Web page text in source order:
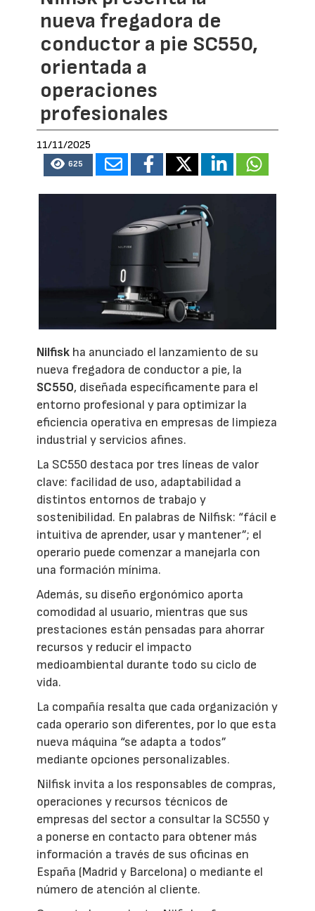
nueva fregadora de
conductor a pie SC550,
orientada a
operaciones
profesionales
11/11/2025
625
Nilfisk ha anunciado el lanzamiento de su
nueva fregadora de conductor a pie, la
SC550, diseñada específicamente para el
entorno profesional y para optimizar la
eficiencia operativa en empresas de limpieza
industrial y servicios afines.
La SC550 destaca por tres líneas de valor
clave: facilidad de uso, adaptabilidad a
distintos entornos de trabajo y
sostenibilidad. En palabras de Nilfisk: “fácil e
intuitiva de aprender, usar y mantener”; el
operario puede comenzar a manejarla con
una formación mínima.
Además, su diseño ergonómico aporta
comodidad al usuario, mientras que sus
prestaciones están pensadas para ahorrar
recursos y reducir el impacto
medioambiental durante todo su ciclo de
vida.
La compañía resalta que cada organización y
cada operario son diferentes, por lo que esta
nueva máquina “se adapta a todos”
mediante opciones personalizables.
Nilfisk invita a los responsables de compras,
operaciones y recursos técnicos de
empresas del sector a consultar la SC550 y
a ponerse en contacto para obtener más
información a través de sus oficinas en
España (Madrid y Barcelona) o mediante el
número de atención al cliente.